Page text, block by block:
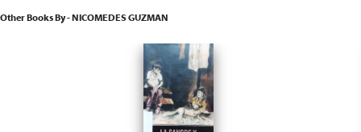
Other Books By - NICOMEDES GUZMAN